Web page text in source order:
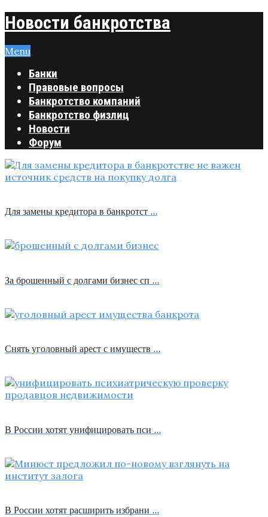
Новости банкротства
Menu
Банки
Правовые вопросы
Банкротство компаний
Банкротство физлиц
Новости
Форум
Для замены кредитора в банкротст …
За брошенный с долгами бизнес сп …
Снять уголовный арест с имуществ …
В России хотят унифицировать пси …
В России хотят расширить избрани …